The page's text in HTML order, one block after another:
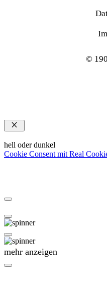
©
Schließen
hell oder dunkel
Cookie Consent mit Real
mehr anzeigen